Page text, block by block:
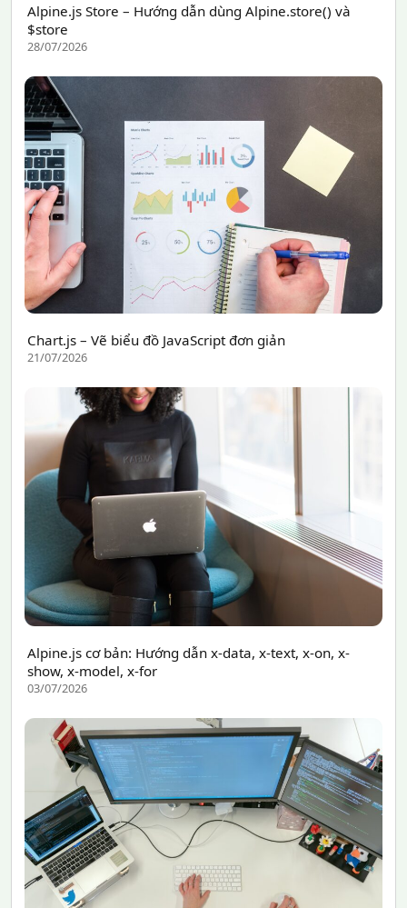
Alpine.js Store – Hướng dẫn dùng Alpine.store() và
$store
28/07/2026
Chart.js – Vẽ biểu đồ JavaScript đơn giản
21/07/2026
Alpine.js cơ bản: Hướng dẫn x-data, x-text, x-on, x-
show, x-model, x-for
03/07/2026